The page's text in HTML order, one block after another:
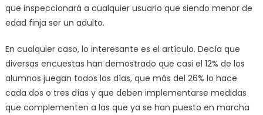
que inspeccionará a cualquier usuario que siendo menor de
edad finja ser un adulto.
En cualquier caso, lo interesante es el artículo. Decía que
diversas encuestas han demostrado que casi el 12% de los
alumnos juegan todos los días, que más del 26% lo hace
cada dos o tres días y que deben implementarse medidas
que complementen a las que ya se han puesto en marcha